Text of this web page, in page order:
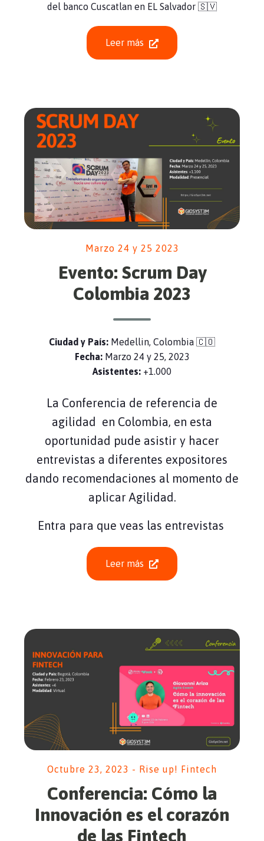
del banco Cuscatlan en EL Salvador 🇸🇻
Leer más
Marzo 24 y 25 2023
Evento: Scrum Day
Colombia 2023
Ciudad y País: Medellin, Colombia 🇨🇴
Fecha:Marzo 24 y 25, 2023
Asistentes: +1.000
La Conferencia de referencia de
agilidad en Colombia, en esta
oportunidad pude asistir y hacer
entrevistas a diferentes expositores
dando recomendaciones al momento de
aplicar Agilidad.
Entra para que veas las entrevistas
Leer más
Octubre 23, 2023 - Rise up! Fintech
Conferencia: Cómo la
Innovación es el corazón
de las Fintech